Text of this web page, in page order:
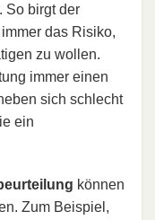
So birgt der
das Risiko,
zu wollen.
immer einen
sich schlecht
ein
können
Zum Beispiel,